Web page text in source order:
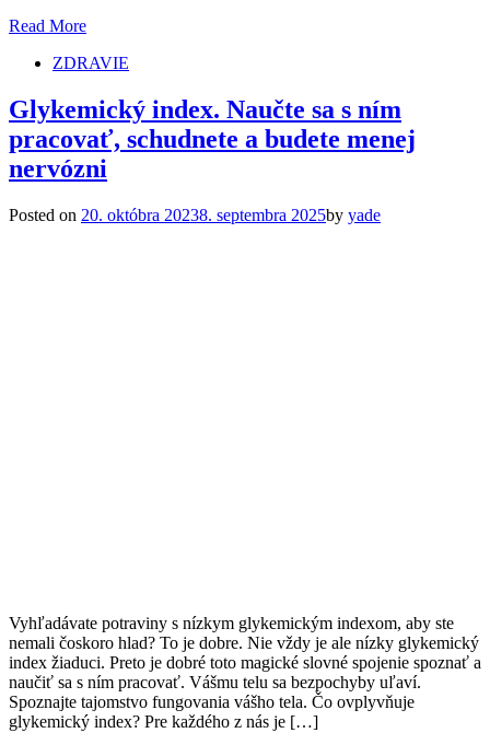
Read More
ZDRAVIE
Glykemický index. Naučte sa s ním
pracovať, schudnete a budete menej
nervózni
Posted on 20. októbra 20238. septembra 2025by yade
Vyhľadávate potraviny s nízkym glykemickým indexom, aby ste
nemali čoskoro hlad? To je dobre. Nie vždy je ale nízky glykemický
index žiaduci. Preto je dobré toto magické slovné spojenie spoznať a
naučiť sa s ním pracovať. Vášmu telu sa bezpochyby uľaví.
Spoznajte tajomstvo fungovania vášho tela. Čo ovplyvňuje
glykemický index? Pre každého z nás je […]